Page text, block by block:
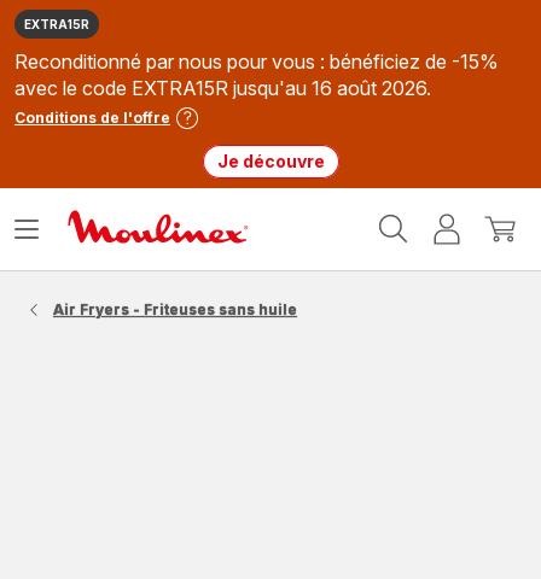
EXTRA15R
Reconditionné par nous pour vous : bénéficiez de -15%
avec le code EXTRA15R jusqu'au 16 août 2026.
Conditions de l'offre
Je découvre
MonMon
Ouvrir
Air Fryers - Friteuses sans huile